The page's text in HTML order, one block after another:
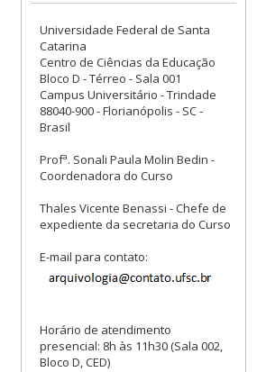
Universidade Federal de Santa
Catarina
Centro de Ciências da Educação
Bloco D - Térreo - Sala 001
Campus Universitário - Trindade
88040-900 - Florianópolis - SC -
Brasil
Profª. Sonali Paula Molin Bedin -
Coordenadora do Curso
Thales Vicente Benassi - Chefe de
expediente da secretaria do Curso
E-mail para contato:
Horário de atendimento
presencial: 8h às 11h30 (Sala 002,
Bloco D, CED)